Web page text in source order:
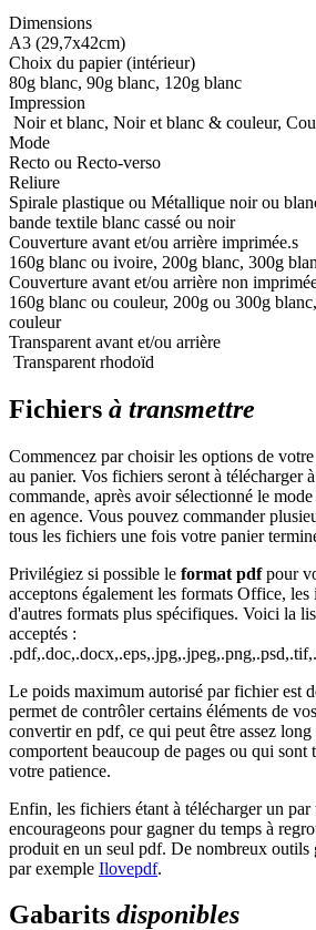
Dimensions
A3 (29,7x42cm)
Choix du papier (intérieur)
80g blanc, 90g blanc, 120g blanc
Impression
Noir et blanc, Noir et blanc & couleur,
Mode
Recto ou Recto-verso
Reliure
Spirale plastique ou Métallique noir ou
bande textile blanc cassé ou noir
Couverture avant et/ou arrière imprimée.s
160g blanc ou ivoire, 200g blanc, 300g
Couverture avant et/ou arrière non
160g blanc ou couleur, 200g ou 300g
couleur
Transparent avant et/ou arrière
Transparent rhodoïd
Fichiers à transmettre
Commencez par choisir les options de
au panier. Vos fichiers seront à télécharger
commande, après avoir sélectionné le
en agence. Vous pouvez commander
tous les fichiers une fois votre panier
Privilégiez si possible le format pdfpour
acceptons également les formats Office, les
d'autres formats plus spécifiques. Voici la
acceptés :
Le poids maximum autorisé par fichier est
permet de contrôler certains éléments de
convertir en pdf, ce qui peut être assez
comportent beaucoup de pages ou qui sont
votre patience.
Enfin, les fichiers étant à télécharger un par
encourageons pour gagner du temps à
produit en un seul pdf. De nombreux outils
par exemple Ilovepdf.
Gabarits disponibles